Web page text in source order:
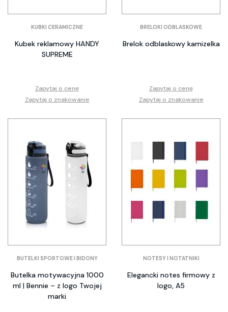
KUBKI CERAMICZNE
Kubek reklamowy HANDY
SUPREME
Zapytaj o cenę
Zapytaj o znakowanie
BRELOKI ODBLASKOWE
Brelok odblaskowy kamizelka
Zapytaj o cenę
Zapytaj o znakowanie
BUTELKI SPORTOWE I BIDONY
Butelka motywacyjna 1000
ml | Bennie – z logo Twojej
marki
NOTESY I NOTATNIKI
Elegancki notes firmowy z
logo, A5